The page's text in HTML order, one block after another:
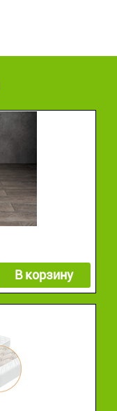
В корзину